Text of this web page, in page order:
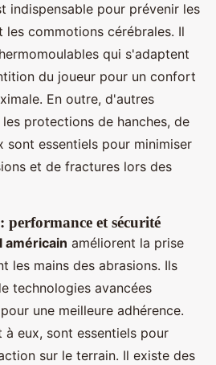
indispensable pour prévenir les
les commotions cérébrales. Il
qui s'adaptent
du joueur pour un confort
En outre, d'autres
protections de hanches, de
sont essentiels pour minimiser
et de fractures lors des
performance et sécurité
américain améliorent la prise
les mains des abrasions. Ils
technologies avancées
une meilleure adhérence.
à eux, sont essentiels pour
sur le terrain. Il existe des